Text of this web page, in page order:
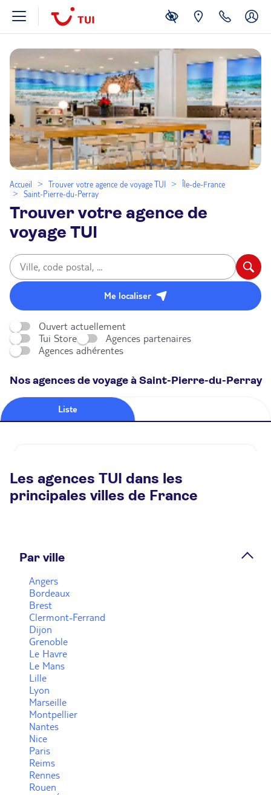
Accueil Trouver votre agence de voyage TUI
Île-de-France
Saint-Pierre-du-Perray
Trouver votre agence de
voyage TUI
Me localiser
Ouvert actuellement
Tui Store
Agences partenaires
Agences adhérentes
Nos agences de voyage à Saint-Pierre-du-Perray
Liste
Carte
Perray
OuvertFerme à 18:00
Les agences TUI dans les
principales villes de France
Par ville
Angers
Bordeaux
Brest
Clermont-Ferrand
Dijon
Grenoble
Le Havre
Le Mans
Lille
Lyon
Marseille
Montpellier
Nantes
Nice
Paris
Reims
Rennes
Rouen